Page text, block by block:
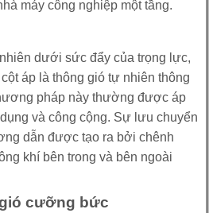
máy công nghiệp một tầng.
dưới sức đẩy của trọng lực,
áp là thông gió tự nhiên thông
pháp này thường được áp
và công cộng. Sự lưu chuyển
dẫn được tạo ra bởi chênh
khí bên trong và bên ngoài
cưỡng bức